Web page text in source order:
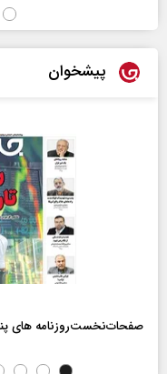
پیشخوان
صفحات‌نخست‌روزنامه ها‌ی پنجشنبه‌۱۵